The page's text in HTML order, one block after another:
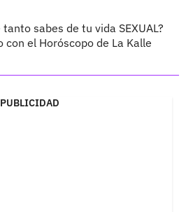
tanto sabes de tu vida SEXUAL?
con el Horóscopo de La Kalle
PUBLICIDAD